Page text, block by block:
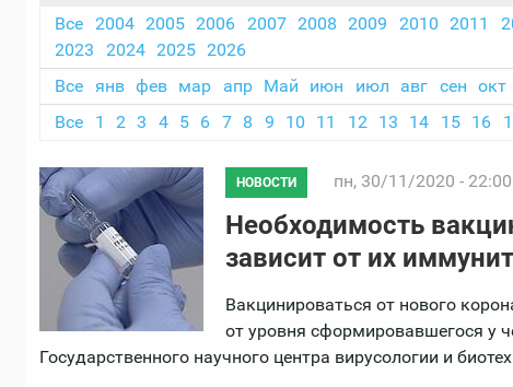
Все
2004 2005 2006 2007 2008 2009 2010 2011
2023
2024 2025 2026
Все янв фев мар апр Май июн июл авг сен окт
Все
1 2 3 4 5 6 7 8 9 10 11 12 13 14 15 16
НОВОСТИ пн, 30/11/2020 - 22:00
Необходимость
зависит от их
Вакцинироваться от нового
от уровня сформировавшегося у
Государственного научного центра вирусологии и